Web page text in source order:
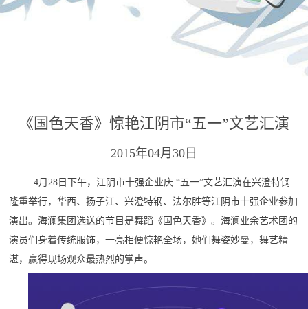
《国色天香》惊艳江阴市“五一”文艺汇演
2015年04月30日
4月28日下午，江阴市十强企业庆 “五一”文艺汇演在兴澄特钢
隆重举行，华西、扬子江、兴澄特钢、法尔胜等江阴市十强企业参加
演出。海澜集团选送的节目是舞蹈《国色天香》。海澜业余艺术团的
演员们身着传统服饰，一亮相便惊艳全场，她们舞姿妙曼，舞艺精
湛，赢得现场观众最热烈的掌声。